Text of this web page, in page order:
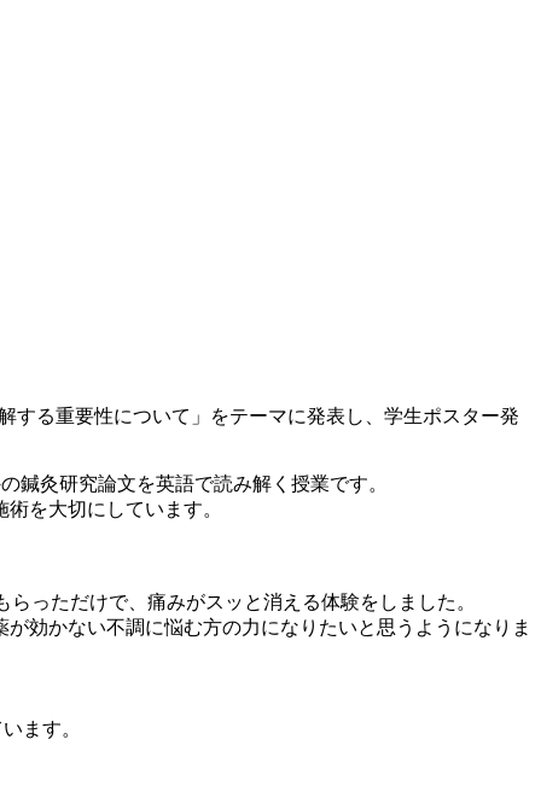
する重要性について」をテーマに発表し、学生ポスター発
鍼灸研究論文を英語で読み解く授業です。
を大切にしています。
っただけで、痛みがスッと消える体験をしました。
効かない不調に悩む方の力になりたいと思うようになりま
ます。